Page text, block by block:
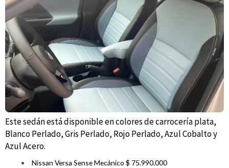
Este sedán está disponible en colores de carrocería plata,
Blanco Perlado, Gris Perlado, Rojo Perlado, Azul Cobalto y
Azul Acero.
Nissan Versa Sense Mecánico $ 75.990.000